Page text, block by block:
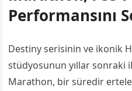
Performansını
Destiny serisinin ve ikonik
stüdyosunun yıllar sonraki
Marathon, bir süredir